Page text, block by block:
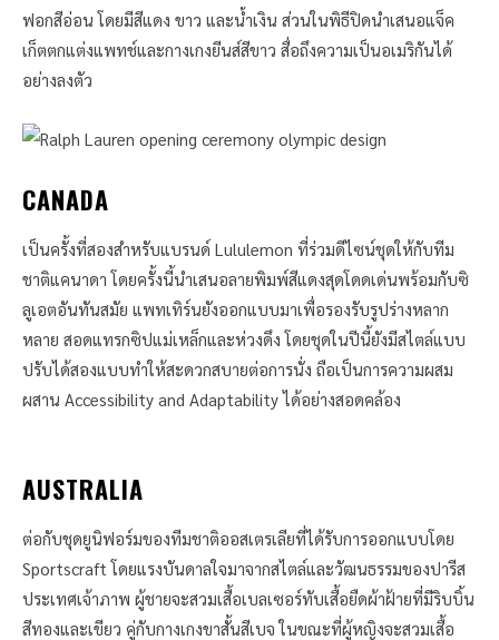
ฟอกสีอ่อน โดยมีสีแดง ขาว และน้ำเงิน ส่วนในพิธีปิดนำเสนอแจ็ค
เก็ตตกแต่งแพทช์และกางเกงยีนส์สีขาว สื่อถึงความเป็นอเมริกันได้
อย่างลงตัว
CANADA
เป็นครั้งที่สองสำหรับแบรนด์ Lululemon ที่ร่วมดีไซน์ชุดให้กับทีม
ชาติแคนาดา โดยครั้งนี้นำเสนอลายพิมพ์สีแดงสุดโดดเด่นพร้อมกับซิ
ลูเอตอันทันสมัย แพทเทิร์นยังออกแบบมาเพื่อรองรับรูปร่างหลาก
หลาย สอดแทรกซิปแม่เหล็กและห่วงดึง โดยชุดในปีนี้ยังมีสไตล์แบบ
ปรับได้สองแบบทำให้สะดวกสบายต่อการนั่ง ถือเป็นการความผสม
ผสาน Accessibility and Adaptability ได้อย่างสอดคล้อง
AUSTRALIA
ต่อกับชุดยูนิฟอร์มของทีมชาติออสเตรเลียที่ได้รับการออกแบบโดย
Sportscraft โดยแรงบันดาลใจมาจากสไตล์และวัฒนธรรมของปารีส
ประเทศเจ้าภาพ ผู้ชายจะสวมเสื้อเบลเซอร์ทับเสื้อยืดผ้าฝ้ายที่มีริบบิ้น
สีทองและเขียว คู่กับกางเกงขาสั้นสีเบจ ในขณะที่ผู้หญิงจะสวมเสื้อ